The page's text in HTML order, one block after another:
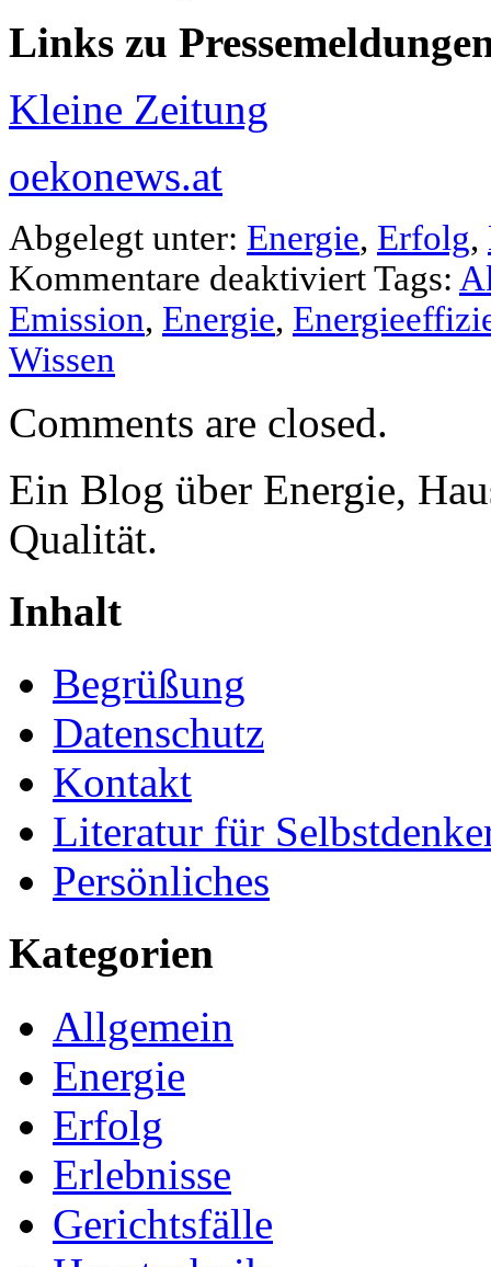
Links zu
Kleine Zeitung
oekonews.at
Abgelegt unter: Energie, Erfolg,
Kommentare deaktiviertTags:
Emission, Energie,
Wissen
Comments are closed.
Ein Blog über Energie,
Qualität.
Inhalt
Begrüßung
Datenschutz
Kontakt
Literatur für
Persönliches
Kategorien
Allgemein
Energie
Erfolg
Erlebnisse
Gerichtsfälle